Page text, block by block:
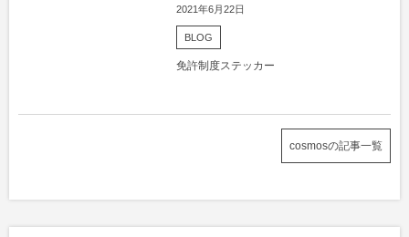
2021年6月22日
BLOG
免許制度ステッカー
cosmosの記事一覧